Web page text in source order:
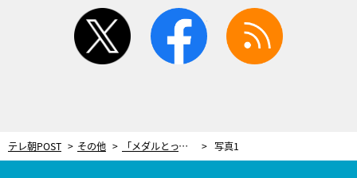
twitter facebook
テレ朝POST その他 「メダルとって日本国旗を掲げられたら…」日本の聖地で海の男たちが描く夢 写真1